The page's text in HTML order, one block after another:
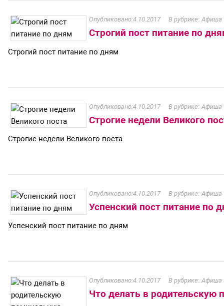
4.10.2017 Афиша
Строгий пост питание по
Строгий пост питание по дням
4.10.2017 Афиша
Строгие недели Великого
Строгие недели Великого поста
4.10.2017 Афиша
Успенский пост питание по
Успенский пост питание по дням
4.10.2017 Афиша
Что делать в родительскую